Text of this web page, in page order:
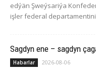
edýän Şweýsariýa
işler federal
Sagdyn ene – sagdyn
Habarlar 2026-08-06